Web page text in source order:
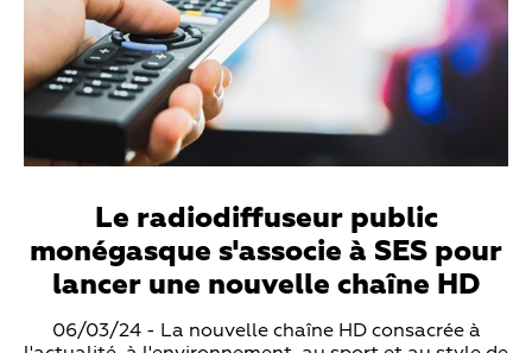
Le radiodiffuseur public
monégasque s'associe à SES pour
lancer une nouvelle chaîne HD
Teaser
06/03/24 - La nouvelle chaîne HD consacrée à